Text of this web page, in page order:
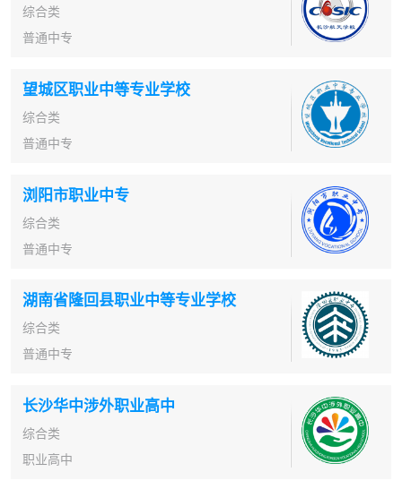
综合类
普通中专
望城区职业中等专业学校
综合类
普通中专
浏阳市职业中专
综合类
普通中专
湖南省隆回县职业中等专业学校
综合类
普通中专
长沙华中涉外职业高中
综合类
职业高中